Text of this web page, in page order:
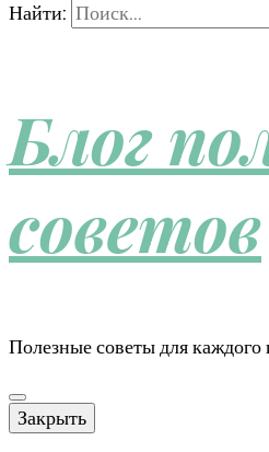
Найти:
Блог
советов
Полезные советы для
Закрыть